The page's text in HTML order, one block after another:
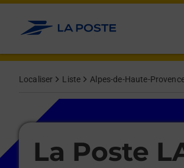
Allez au contenu
Localiser Liste Alpes-de-Haute-
La Poste
Le lien s'ouvre dans un nouvel onglet
Le lien s'ouvre dans un nouvel onglet
Afficher ou masquer la réponse
Afficher ou masquer la réponse
Afficher ou masquer la réponse
Afficher ou masquer la réponse
Afficher ou masquer la réponse
Afficher ou masquer la réponse